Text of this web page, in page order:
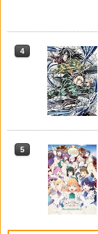
5
4
5